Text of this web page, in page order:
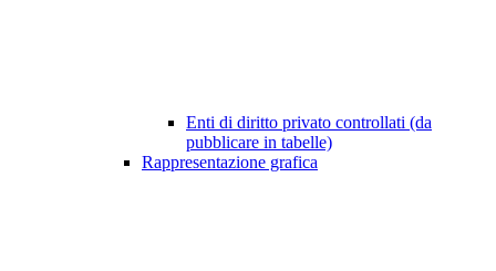
Enti di diritto privato controllati (da
pubblicare in tabelle)
Rappresentazione grafica